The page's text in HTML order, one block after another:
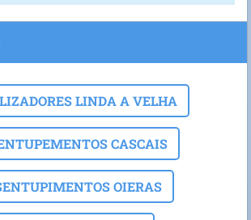
LINDA A VELHA
CASCAIS
OIERAS